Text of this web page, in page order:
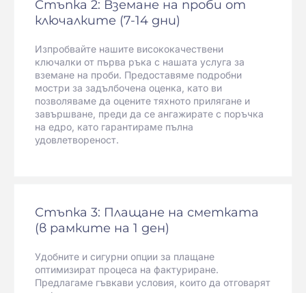
Стъпка 2: Вземане на проби от
ключалките (7-14 дни)
Изпробвайте нашите висококачествени
ключалки от първа ръка с нашата услуга за
вземане на проби. Предоставяме подробни
мостри за задълбочена оценка, като ви
позволяваме да оцените тяхното прилягане и
завършване, преди да се ангажирате с поръчка
на едро, като гарантираме пълна
удовлетвореност.
Стъпка 3: Плащане на сметката
(в рамките на 1 ден)
Удобните и сигурни опции за плащане
оптимизират процеса на фактуриране.
Предлагаме гъвкави условия, които да отговарят